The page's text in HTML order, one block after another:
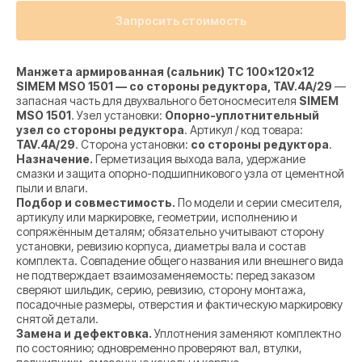
Запросить стоимость
Манжета армированная (сальник) TC 100x120x12
SIMEM MSO 1501 — со стороны редуктора, TAV.4A/29 —
запасная часть для двухвального бетоносмесителя SIMEM
MSO 1501. Узел установки: Опорно-уплотнительный
узел со стороны редуктора. Артикул / код товара:
TAV.4A/29. Сторона установки: со стороны редуктора.
Назначение. Герметизация выхода вала, удержание
смазки и защита опорно-подшипникового узла от цементной
пыли и влаги.
Подбор и совместимость. По модели и серии смесителя,
артикулу или маркировке, геометрии, исполнению и
сопряжённым деталям; обязательно учитывают сторону
установки, ревизию корпуса, диаметры вала и состав
комплекта. Совпадение общего названия или внешнего вида
не подтверждает взаимозаменяемость: перед заказом
сверяют шильдик, серию, ревизию, сторону монтажа,
посадочные размеры, отверстия и фактическую маркировку
снятой детали.
Замена и дефектовка.Уплотнения заменяют комплектно
по состоянию; одновременно проверяют вал, втулки,